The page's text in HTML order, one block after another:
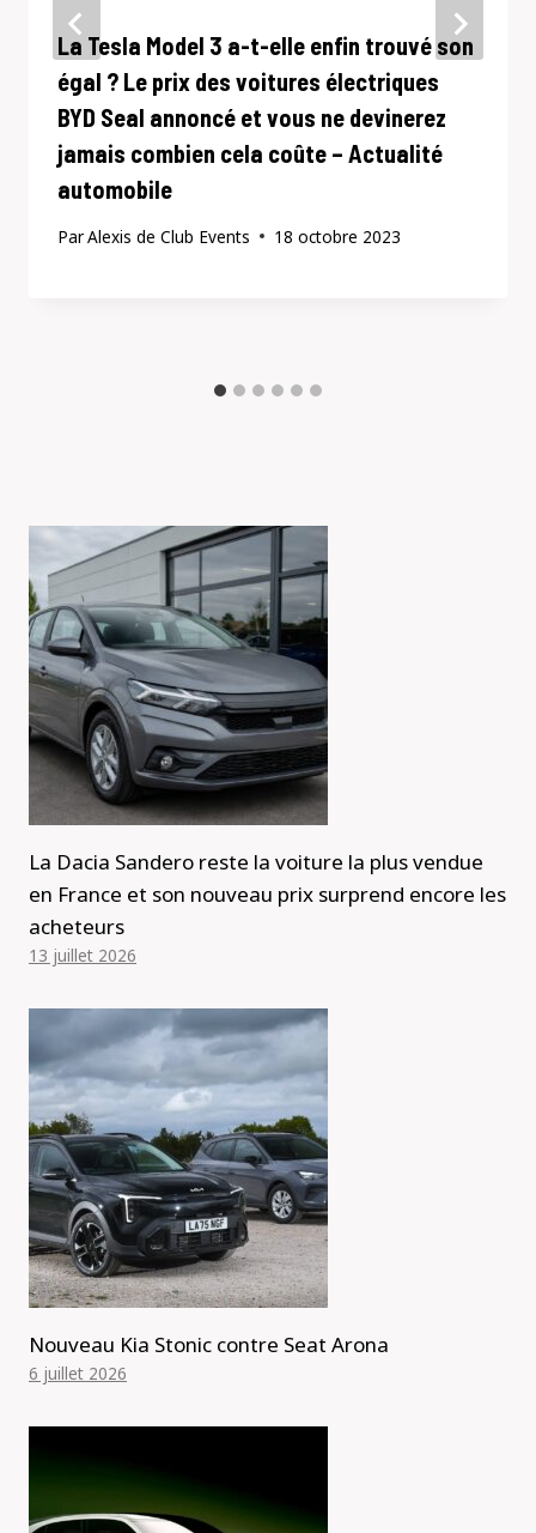
La Tesla Model 3 a-t-elle enfin trouvé son
égal ? Le prix des voitures électriques
BYD Seal annoncé et vous ne devinerez
jamais combien cela coûte – Actualité
automobile
ParAlexis de Club Events 18 octobre 2023
La Dacia Sandero reste la voiture la plus vendue
en France et son nouveau prix surprend encore les
acheteurs
13 juillet 2026
Nouveau Kia Stonic contre Seat Arona
6 juillet 2026